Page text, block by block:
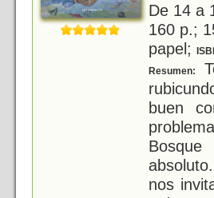
De 14 a
160 p.;
papel;
Resumen:
buen
nos